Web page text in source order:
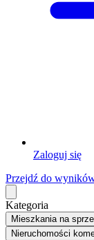
Zaloguj się
Przejdź do
Kategoria
Mieszkaniana
Nieruchomości